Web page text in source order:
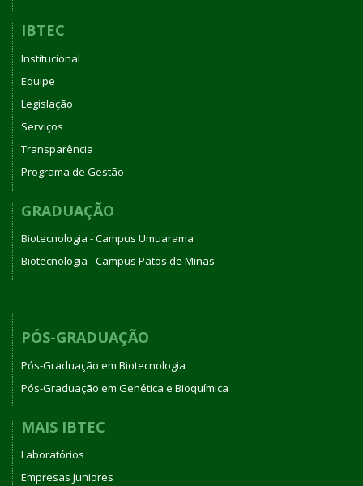
IBTEC
Institucional
Equipe
Legislação
Serviços
Transparência
Programa de Gestão
GRADUAÇÃO
Biotecnologia - Campus Umuarama
Biotecnologia - Campus Patos de Minas
PÓS-GRADUAÇÃO
Pós-Graduação em Biotecnologia
Pós-Graduação em Genética e Bioquímica
MAIS IBTEC
Laboratórios
Empresas Juniores